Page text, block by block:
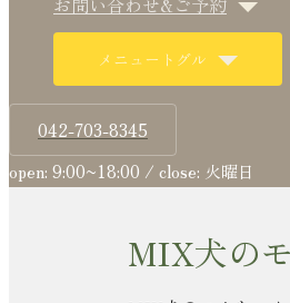
メニュートグル
042-703-8345
open: 9:00~18:00 / close: 火曜日
MIX犬の